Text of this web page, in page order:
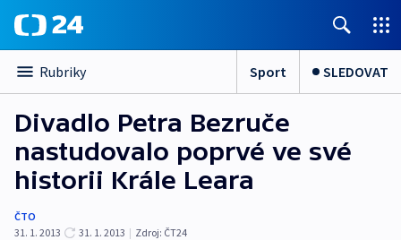
Rubriky Sport SLEDOVAT
Divadlo Petra Bezruče
nastudovalo poprvé ve své
historii Krále Leara
ČTO
31. 1. 2013
31. 1. 2013 | Zdroj: ČT24